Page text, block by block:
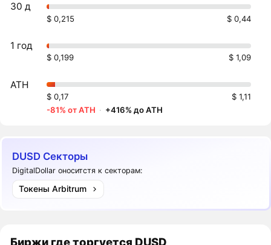
30 д
$ 0,215 $ 0,44
1 год
$ 0,199 $ 1,09
ATH
$ 0,17
$ 1,11
-81% от ATH · +416% до ATH
DUSD Секторы
DigitalDollar оноситстя к секторам:
Токены Arbitrum
Биржи где торгуется DUSD